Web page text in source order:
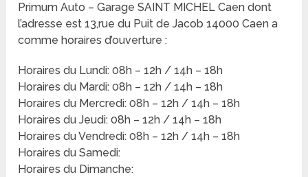
Primum Auto – Garage SAINT MICHEL Caen dont
l’adresse est 13,rue du Puit de Jacob 14000 Caen a
comme horaires d’ouverture :
Horaires du Lundi: 08h – 12h / 14h – 18h
Horaires du Mardi: 08h – 12h / 14h – 18h
Horaires du Mercredi: 08h – 12h / 14h – 18h
Horaires du Jeudi: 08h – 12h / 14h – 18h
Horaires du Vendredi: 08h – 12h / 14h – 18h
Horaires du Samedi:
Horaires du Dimanche: